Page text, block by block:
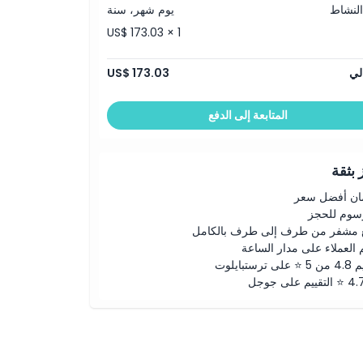
يوم شهر، سنة
US$ 173.03 × 1
US$ 173.03
المتابعة إلى الدفع
بثقة
أفضل سعر
للحجز
مشفر من طرف إلى طرف بالكامل
العملاء على مدار الساعة
على جوجل